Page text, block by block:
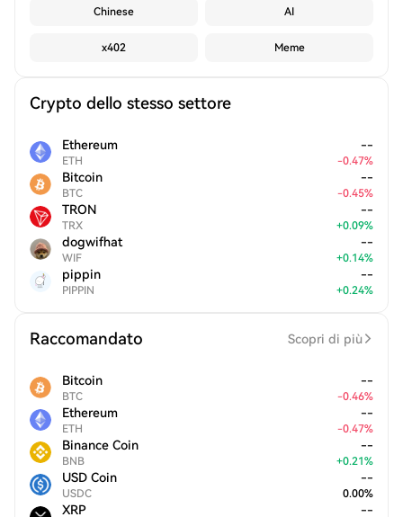
Chinese AI
x402 Meme
Crypto dello stesso settore
Ethereum
ETH
--
-0.47%
Bitcoin
BTC
--
-0.45%
TRON
TRX
--
+0.09%
dogwifhat
WIF
--
+0.14%
pippin
PIPPIN
--
+0.24%
Raccomandato Scopri di più
Bitcoin
BTC
--
-0.46%
Ethereum
ETH
--
-0.47%
Binance Coin
BNB
--
+0.21%
USD Coin
USDC
--
0.00%
XRP --